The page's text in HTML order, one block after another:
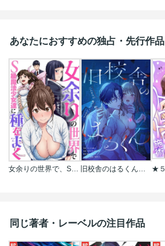
あなたにおすすめの独占・先行作品
同じ著者・レーベルの注目作品